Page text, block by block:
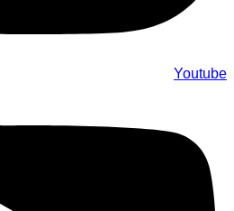
Youtube